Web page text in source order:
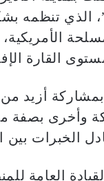
الذي تنظمه
القارة
دول مشاركة وأخرى
الخبرات
العامة